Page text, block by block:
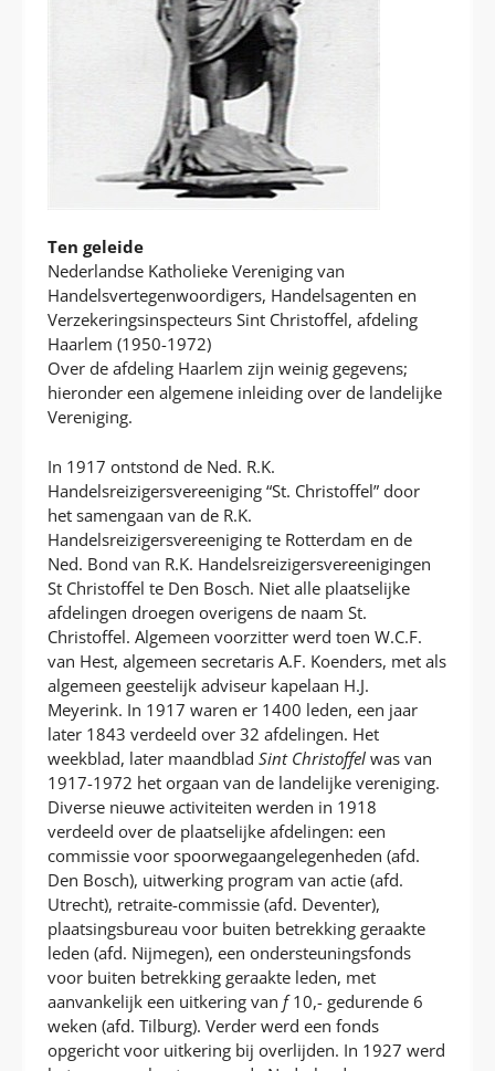
Ten geleide
Nederlandse Katholieke Vereniging van
Handelsvertegenwoordigers, Handelsagenten en
Verzekeringsinspecteurs Sint Christoffel, afdeling
Haarlem (1950-1972)
Over de afdeling Haarlem zijn weinig gegevens;
hieronder een algemene inleiding over de landelijke
Vereniging.
In 1917 ontstond de Ned. R.K.
Handelsreizigersvereeniging “St. Christoffel” door
het samengaan van de R.K.
Handelsreizigersvereeniging te Rotterdam en de
Ned. Bond van R.K. Handelsreizigersvereenigingen
St Christoffel te Den Bosch. Niet alle plaatselijke
afdelingen droegen overigens de naam St.
Christoffel. Algemeen voorzitter werd toen W.C.F.
van Hest, algemeen secretaris A.F. Koenders, met als
algemeen geestelijk adviseur kapelaan H.J.
Meyerink. In 1917 waren er 1400 leden, een jaar
later 1843 verdeeld over 32 afdelingen. Het
weekblad, later maandbladSint Christoffel was van
1917-1972 het orgaan van de landelijke vereniging.
Diverse nieuwe activiteiten werden in 1918
verdeeld over de plaatselijke afdelingen: een
commissie voor spoorwegaangelegenheden (afd.
Den Bosch), uitwerking program van actie (afd.
Utrecht), retraite-commissie (afd. Deventer),
plaatsingsbureau voor buiten betrekking geraakte
leden (afd. Nijmegen), een ondersteuningsfonds
voor buiten betrekking geraakte leden, met
aanvankelijk een uitkering van f10,- gedurende 6
weken (afd. Tilburg). Verder werd een fonds
opgericht voor uitkering bij overlijden. In 1927 werd